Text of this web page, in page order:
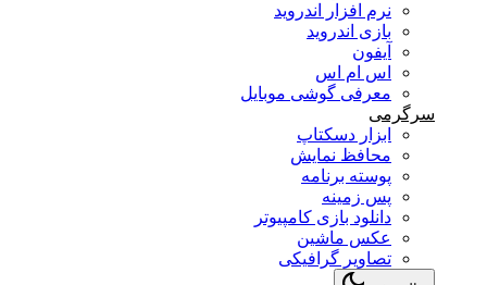
نرم افزار اندروید
بازی اندروید
آیفون
اس ام اس
معرفی گوشی موبایل
سرگرمی
ابزار دسکتاپ
محافظ نمایش
پوسته برنامه
پس زمینه
دانلود بازی کامپیوتر
عکس ماشین
تصاویر گرافیکی